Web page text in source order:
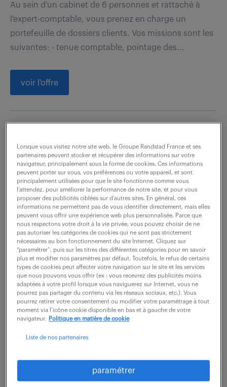
Au sein d'un cabinet de 6 personnes et rattaché à
l'expert-comptable, vous prenez en charge un
portefeuille de dossiers clients. Vos missions sont les
suivantes: - tenue comptable, pointage des...
voir l'offre
13 juillet 2026
Viviers Du Lac (73)
CDI
70 000 - 80 000 € / an
Vous intégrez la direction du cabinet et disposez
d'une large autonomie aussi bien sur l'aspect
technique que managérial. Vous supervisez une
équipe de Collaborateurs compétents et impliqués,...
voir l'offre
expert-comptable tpe (h/f) (f/h)
Lorsque vous visitez notre site web, le Groupe Randstad France et ses
partenaires peuvent stocker et récupérer des informations sur votre
navigateur, principalement sous la forme de cookies. Ces informations
peuvent porter sur vous, vos préférences ou votre appareil, et sont
principalement utilisées pour que le site fonctionne comme vous
l’attendez, pour améliorer la performance de notre site, et pour vous
proposer des publicités ciblées sur d’autres sites. En général, ces
informations ne permettent pas de vous identifier directement, mais elles
peuvent vous offrir une expérience web plus personnalisée. Parce que
nous respectons votre droit à la vie privée, vous pouvez choisir de ne
pas autoriser les catégories de cookies qui ne sont pas strictement
nécessaires au bon fonctionnement du site Internet. Cliquez sur
“paramétrer”, puis sur les titres des différentes catégories pour en savoir
plus et modifier nos paramètres par défaut. Toutefois, le refus de certains
types de cookies peut affecter votre navigation sur le site et les services
que nous pouvons vous offrir (ex : vous recevrez des publicités moins
adaptées à votre profil lorsque vous naviguerez sur Internet, vous ne
pourrez pas partager du contenu via les réseaux sociaux, etc.). Vous
pourrez retirer votre consentement ou modifier votre paramétrage à tout
moment via l’icône cookie disponible en bas et à gauche de votre
navigateur.
Politique en matière de cookie
Liste de nos partenaires
paramétrer